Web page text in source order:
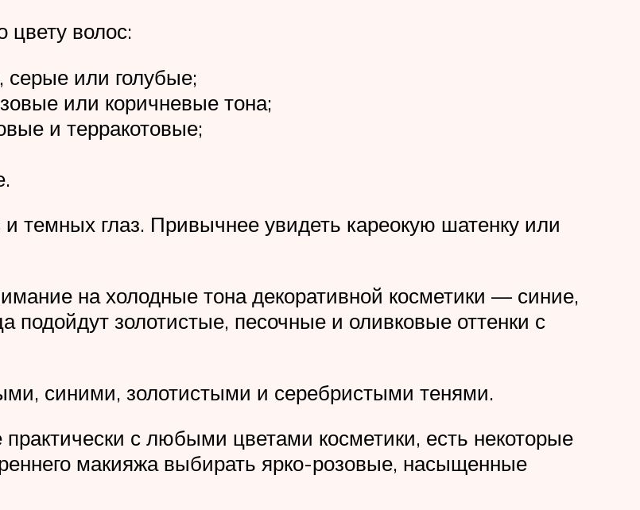
волос:
или голубые;
или коричневые тона;
и терракотовые;
и темных глаз. Привычнее увидеть кареокую шатенку или
на холодные тона декоративной косметики — синие,
подойдут золотистые, песочные и оливковые оттенки с
синими, золотистыми и серебристыми тенями.
с любыми цветами косметики, есть некоторые
макияжа выбирать ярко-розовые, насыщенные